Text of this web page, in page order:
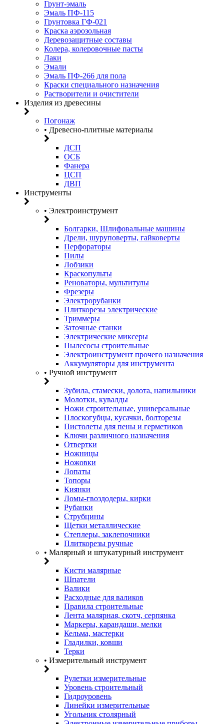
Грунт-эмаль
Эмаль ПФ-115
Грунтовка ГФ-021
Краска аэрозольная
Деревозащитные составы
Колера, колеровочные пасты
Лаки
Эмали
Эмаль ПФ-266 для пола
Краски специального назначения
Растворители и очистители
Изделия из древесины
Погонаж
• Древесно-плитные материалы
ДСП
ОСБ
Фанера
ЦСП
ДВП
Инструменты
• Электроинструмент
Болгарки, Шлифовальные машины
Дрели, шуруповерты, гайковерты
Перфораторы
Пилы
Лобзики
Краскопульты
Реноваторы, мультитулы
Фрезеры
Электрорубанки
Плиткорезы электрические
Триммеры
Заточные станки
Электрические миксеры
Пылесосы строительные
Электроинструмент прочего назначения
Аккумуляторы для инструмента
• Ручной инструмент
Зубила, стамески, долота, напильники
Молотки, кувалды
Ножи строительные, универсальные
Плоскогубцы, кусачки, болторезы
Пистолеты для пены и герметиков
Ключи различного назначения
Отвертки
Ножницы
Ножовки
Лопаты
Топоры
Киянки
Ломы-гвоздодеры, кирки
Рубанки
Струбцины
Щетки металлические
Степлеры, заклепочники
Плиткорезы ручные
• Малярный и штукатурный инструмент
Кисти малярные
Шпатели
Валики
Расходные для валиков
Правила строительные
Лента малярная, скотч, серпянка
Маркеры, карандаши, мелки
Кельма, мастерки
Гладилки, ковши
Терки
• Измерительный инструмент
Рулетки измерительные
Уровень строительный
Гидроуровень
Линейки измерительные
Угольник столярный